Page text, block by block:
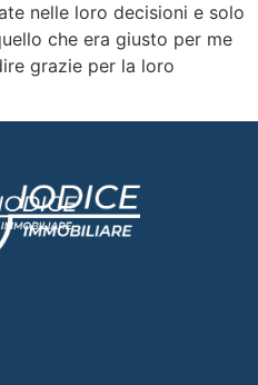
nelle loro decisioni e solo
che era giusto per me
grazie per la loro